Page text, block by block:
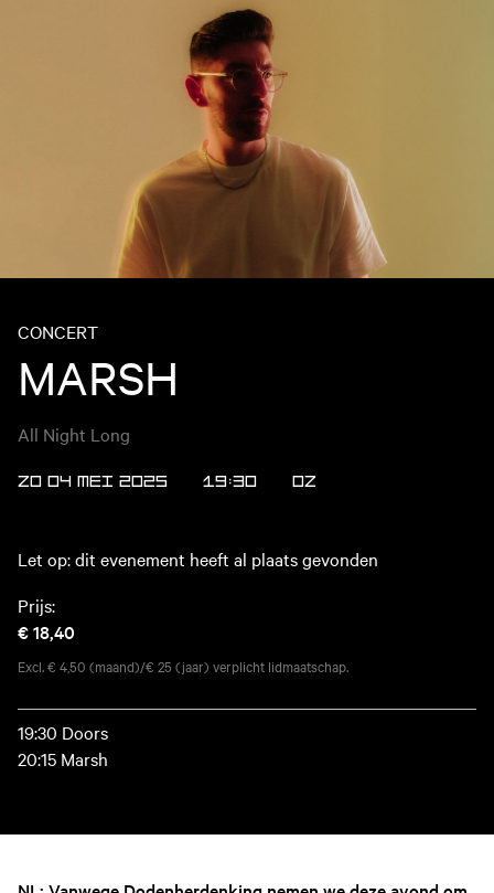
CONCERT
MARSH
All Night Long
ZO 04 MEI 2025 19:30 OZ
Let op: dit evenement heeft al plaats gevonden
Prijs:
€ 18,40
Excl. € 4,50 (maand)/€ 25 (jaar) verplicht lidmaatschap.
19:30 Doors
20:15 Marsh